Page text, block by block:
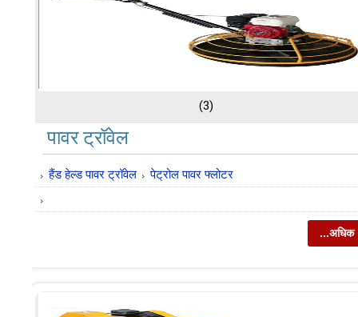
(3)
पावर ट्रॉवेल
हैंड हेल्ड पावर ट्रॉवेल पेट्रोल पावर फ्लोटर
...अधिक